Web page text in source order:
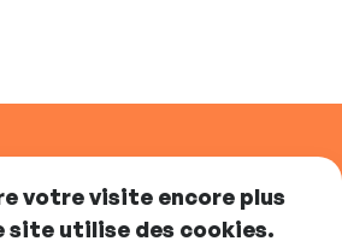
NOUS
votre visite encore plus
site utilise des cookies.